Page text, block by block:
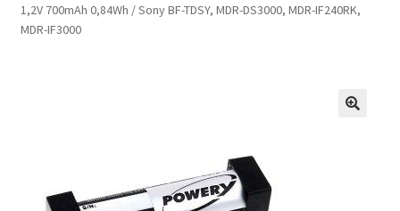
Yrityksille
1,2V 700mAh 0,84Wh / Sony BF-TDSY, MDR-DS3000, MDR-IF240RK,
MDR-IF3000